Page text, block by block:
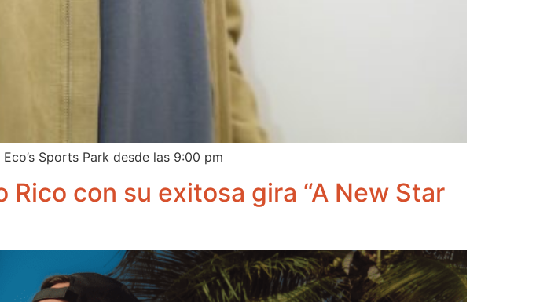
Sports Park desde las 9:00 pm
con su exitosa gira “A New Star